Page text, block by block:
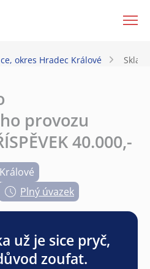
okres Hradec Králové
provozu
40.000,-
Plný úvazek
už je sice pryč,
zoufat.